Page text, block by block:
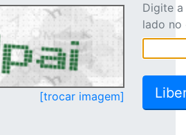
[trocar imagem]
Digite
lado no